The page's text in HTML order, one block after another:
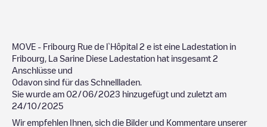
MOVE - Fribourg Rue de l`Hôpital 2 e ist eine Ladestation in
Fribourg La Sarine Diese Ladestation hat insgesamt 2
Anschlüsse und
0davon sind für das Schnellladen.
Sie wurde am 02/06/2023 hinzugefügt und zuletzt am
24/10/2025
Wir empfehlen Ihnen, sich die Bilder und Kommentare unserer